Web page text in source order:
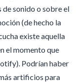
de sonido o sobre el
(de hecho la
existe aquella
el momento que
Podrían haber
artificios para